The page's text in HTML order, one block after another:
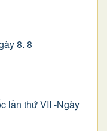
8. 8
lần thứ VII -Ngày